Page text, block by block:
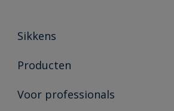
Sikkens
Over Sikkens
Duurzaamheid
Producten
Producten voor binnen
Voor professionals